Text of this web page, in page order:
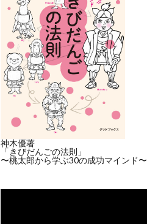
神木優著
「きびだんごの法則」
〜桃太郎から学ぶ30の成功マインド〜